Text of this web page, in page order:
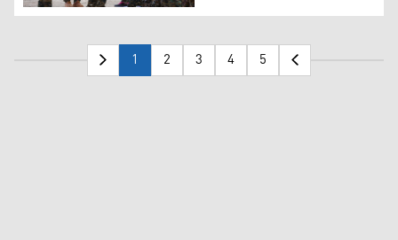
Resid: Ji destpêka Tîrmehê ve 11 zarok ji aliyê
1 2 3 4 5